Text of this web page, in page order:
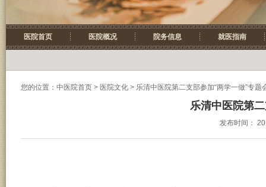
医院首页 医院概况 院务信息 就医指南
您的位置： 中医院首页 > 医院文化 > 乐清中医院第二支部参加“两学一做”专题
乐清中医院第
发布时间：